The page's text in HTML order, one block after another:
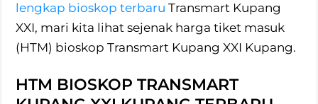
lengkap bioskop terbaru Transmart Kupang
XXI, mari kita lihat sejenak harga tiket masuk
(HTM) bioskop Transmart Kupang XXI Kupang.
HTM BIOSKOP TRANSMART